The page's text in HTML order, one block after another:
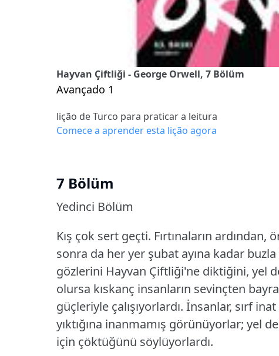
Hayvan Çiftliği - George Orwell, 7 Bölüm
Avançado 1
lição de Turco para praticar a leitura
Comece a aprender esta lição agora
7 Bölüm
Yedinci Bölüm
Kış çok sert geçti. Fırtınaların
sonra da her yer şubat ayına kadar buzla
gözlerini Hayvan Çiftliği'ne diktiğini, yel
olursa kıskanç insanların sevinçten
güçleriyle çalışıyorlardı. İnsanlar, sırf
yıktığına inanmamış görünüyorlar; yel
için çöktüğünü söylüyorlardı.